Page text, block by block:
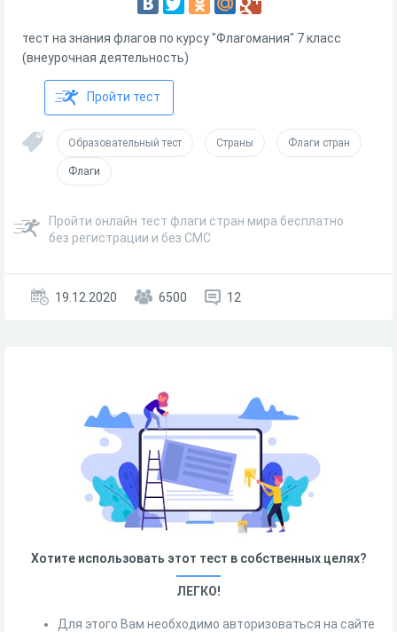
тест на знания флагов по курсу "Флагомания" 7 класс
(внеурочная деятельность)
Пройти тест
Образовательный тест Страны Флаги стран
Флаги
Пройти онлайн тест флаги стран мира бесплатно
без регистрации и без СМС
19.12.2020 6500 12
Хотите использовать этот тест в собственных целях?
ЛЕГКО!
Для этого Вам необходимо авторизоваться на сайте